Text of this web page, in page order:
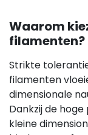
Waarom
filamenten?
Strikte
filamenten
dimensionale
Dankzij de
kleine